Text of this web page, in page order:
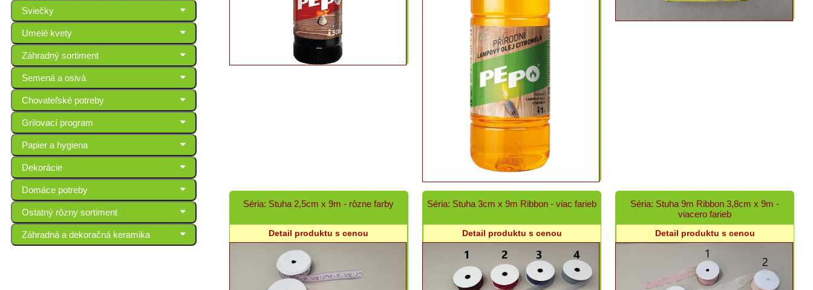
Sviečky
Umelé kvety
Záhradný sortiment
Semená a osivá
Chovateľské potreby
Grilovací program
Papier a hygiena
Dekorácie
Domáce potreby
Ostatný rôzny sortiment
Záhradná a dekoračná keramika
Séria: Stuha 2,5cm x 9m - rôzne farby
Detail produktu s cenou
Séria: Stuha 3cm x 9m Ribbon - viac farieb
Detail produktu s cenou
Séria: Stuha 9m Ribbon 3,8cm x 9m -
viacero farieb
Detail produktu s cenou